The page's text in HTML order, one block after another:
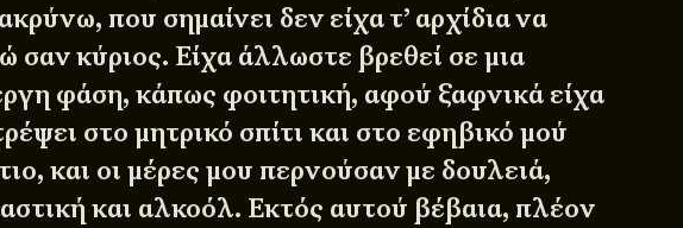
που σημαίνει δεν είχα τ’ αρχίδια να
σαν κύριος. Είχα άλλωστε βρεθεί σε μια
φάση, κάπως φοιτητική, αφού ξαφνικά είχα
στο μητρικό σπίτι και στο εφηβικό μού
και οι μέρες μου περνούσαν με δουλειά,
και αλκοόλ. Εκτός αυτού βέβαια, πλέον